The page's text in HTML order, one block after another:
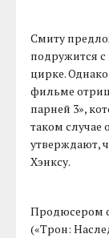
Смиту
подружится
цирке.
фильме
парней 3»,
таком случае
утверждают,
Хэнксу.
Продюсером
(«Трон: